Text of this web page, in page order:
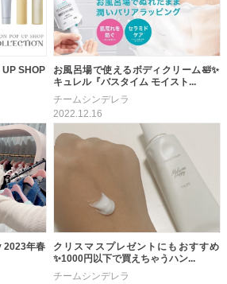
SHOP
お風呂場で使えるボディクリーム🛀✨
キュレル『バスタイム モイスト...
チームシンデレラ
2022.12.16
2023年春
クリスマスプレゼントにもおすすめ
✨1000円以下で買えちゃうハン...
チームシンデレラ